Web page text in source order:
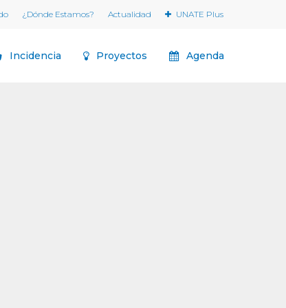
¿Dónde Estamos? Actualidad UNATE Plus
Incidencia Proyectos Agenda